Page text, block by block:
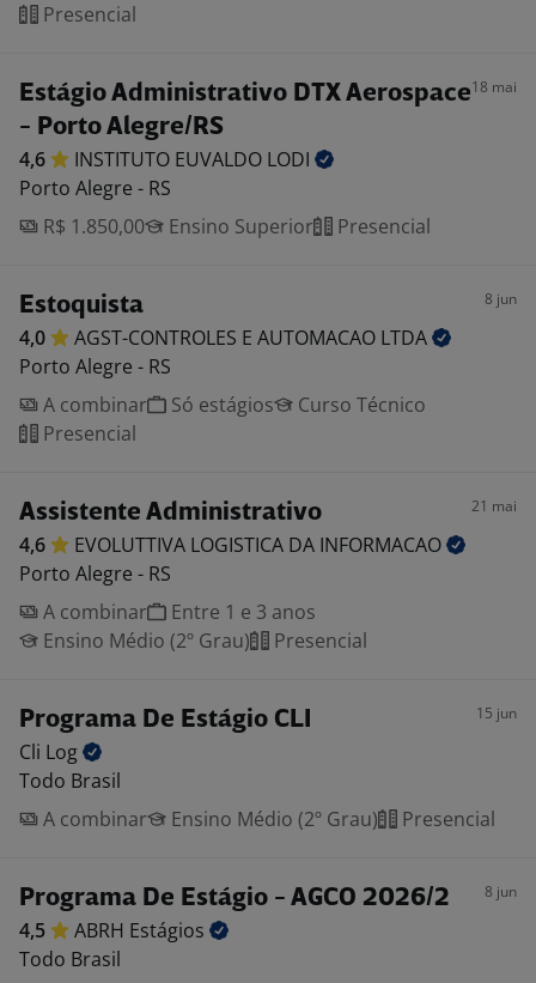
Presencial
Estágio Administrativo DTX Aerospace
- Porto Alegre/RS
18 mai
4,6 INSTITUTO EUVALDO LODI
Porto Alegre - RS
R$ 1.850,00
Ensino Superior Presencial
Estoquista 8 jun
4,0 AGST-CONTROLES E AUTOMACAO LTDA
Porto Alegre - RS
A combinar
Só estágios
Curso Técnico
Presencial
Assistente Administrativo 21 mai
4,6 EVOLUTTIVA LOGISTICA DA INFORMACAO
Porto Alegre - RS
A combinar
Entre 1 e 3 anos
Ensino Médio (2º Grau)
Presencial
Programa De Estágio CLI 15 jun
Cli Log
Todo Brasil
A combinar
Ensino Médio (2º Grau) Presencial
Programa De Estágio - AGCO 2026/2 8 jun
4,5 ABRH Estágios
Todo Brasil